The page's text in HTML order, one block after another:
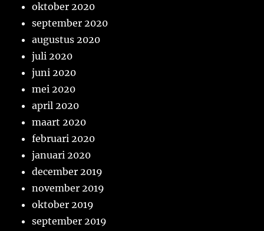
oktober 2020
september 2020
augustus 2020
juli 2020
juni 2020
mei 2020
april 2020
maart 2020
februari 2020
januari 2020
december 2019
november 2019
oktober 2019
september 2019